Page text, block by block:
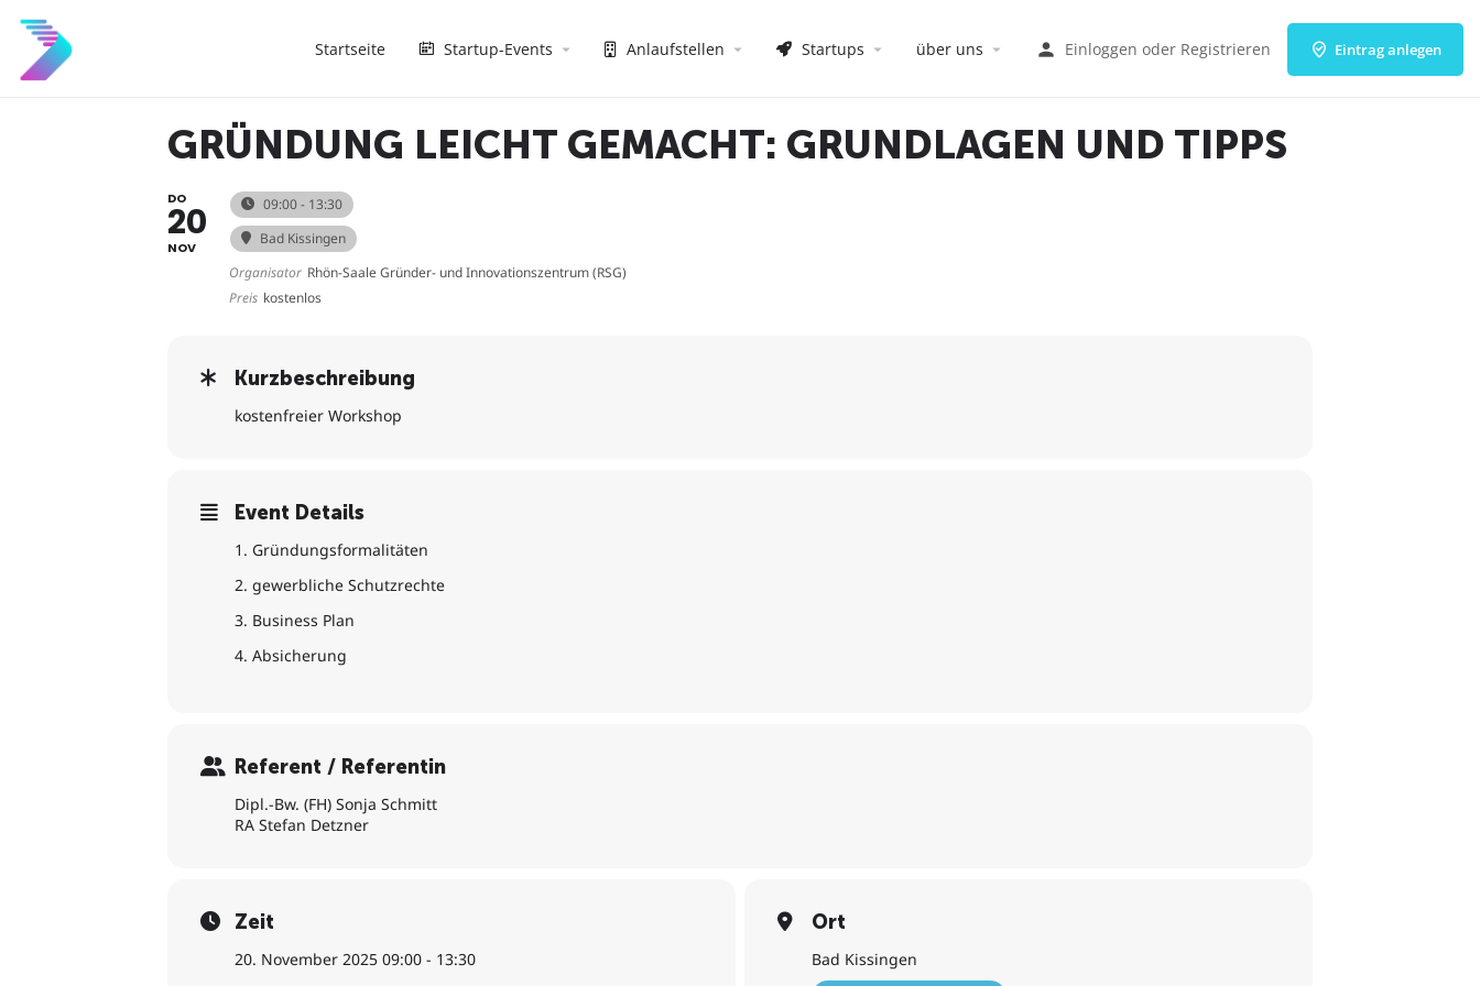
Startseite Startup-Events Anlaufstellen Startups über uns Einloggen oder Registrieren Eintrag anlegen
GRÜNDUNG LEICHT GEMACHT: GRUNDLAGEN UND TIPPS
DO
20
NOV
09:00 - 13:30
Bad Kissingen
Organisator Rhön-Saale Gründer- und Innovationszentrum (RSG)
Preis kostenlos
Kurzbeschreibung
kostenfreier Workshop
Event Details
1. Gründungsformalitäten
2. gewerbliche Schutzrechte
3. Business Plan
4. Absicherung
Referent / Referentin
Dipl.-Bw. (FH) Sonja Schmitt
RA Stefan Detzner
Zeit
20. November 2025 09:00 - 13:30
Ort
Bad Kissingen